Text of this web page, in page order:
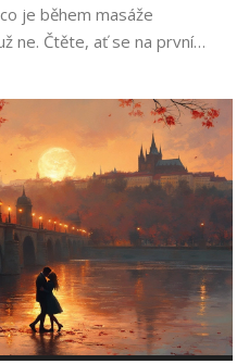
je během masáže
ne. Čtěte, ať se na první